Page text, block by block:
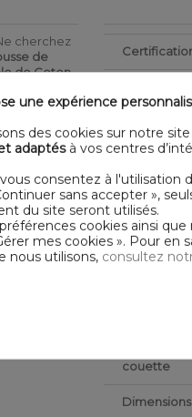
cherchez
de
de Coton
260x240
au
et à l'usure.
Conseils
d'entretien
Type de
Largeur
couette
une expérience
des cookies sur notre
adaptésà vos centres
consentez à l'utilisation
sans accepter »,
du site seront utilisés.
cookies ainsi
mes cookies ». Pour en
nous utilisons, consultez